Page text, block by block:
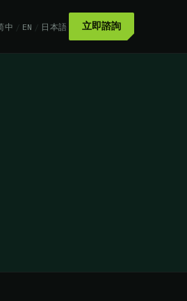
中 / EN / 日本語 立即諮詢